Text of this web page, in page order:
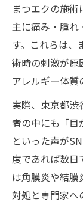
まつ
目が
敏感
トラ
安全なま
まつ
方
サロ
まつ
使用
まつエクの施術
主に痛み・腫れ
す。これらは、
術時の刺激が原
アレルギー体質
実際、東京都
者の中にも「目
といった声が
度であれば数
は角膜炎や結膜
対処と専門家へ